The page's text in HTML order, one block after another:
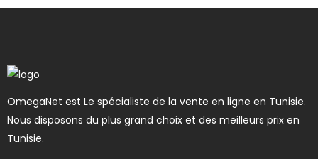
OmegaNet est Le spécialiste de la vente en ligne en Tunisie.
Nous disposons du plus grand choix et des meilleurs prix en
Tunisie.